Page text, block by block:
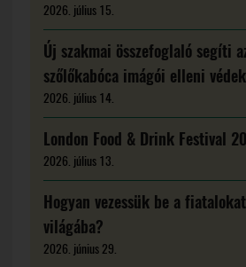
2026. július 15.
Új szakmai összefoglaló segíti
szőlőkabóca imágói elleni
2026. július 14.
London Food & Drink Festival
2026. július 13.
Hogyan vezessük be a
világába?
2026. június 29.